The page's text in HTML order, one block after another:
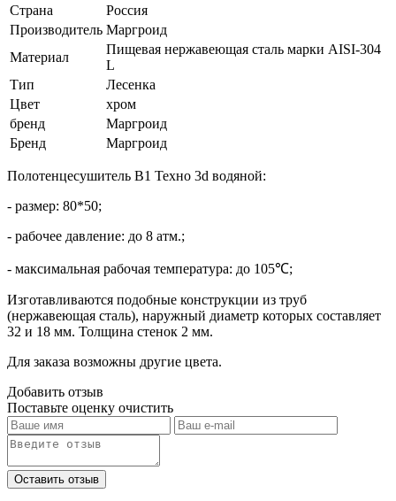
Страна
Россия
Производитель Маргроид
Материал
Пищевая нержавеющая сталь марки AISI-304
L
Тип
Лесенка
Цвет
хром
бренд
Маргроид
Бренд
Маргроид
Полотенцесушитель В1 Техно 3d водяной:
- размер: 80*50;
- рабочее давление: до 8 атм.;
- максимальная рабочая температура: до 105℃;
Изготавливаются подобные конструкции из труб
(нержавеющая сталь), наружный диаметр которых составляет
32 и 18 мм. Толщина стенок 2 мм.
Для заказа возможны другие цвета.
Добавить отзыв
Поставьте оценку очистить